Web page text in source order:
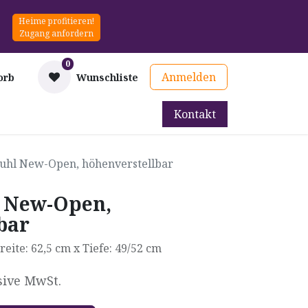
Heime profitieren!
Zugang anfordern
0
Wunschliste Anmelden
Mieten
Kontakt
New-Open, höhenverstellbar
Open,
62,5 cm x Tiefe: 49/52 cm
MwSt.